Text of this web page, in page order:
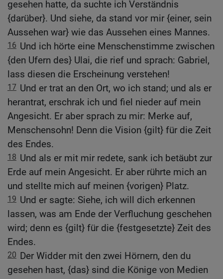
gesehen hatte, da suchte ich Verständnis
{darüber}. Und siehe, da stand vor mir {einer, sein
Aussehen war} wie das Aussehen eines Mannes.
16 Und ich hörte eine Menschenstimme zwischen
{den Ufern des} Ulai, die rief und sprach: Gabriel,
lass diesen die Erscheinung verstehen!
17 Und er trat an den Ort, wo ich stand; und als er
herantrat, erschrak ich und fiel nieder auf mein
Angesicht. Er aber sprach zu mir: Merke auf,
Menschensohn! Denn die Vision {gilt} für die Zeit
des Endes.
18 Und als er mit mir redete, sank ich betäubt zur
Erde auf mein Angesicht. Er aber rührte mich an
und stellte mich auf meinen {vorigen} Platz.
19 Und er sagte: Siehe, ich will dich erkennen
lassen, was am Ende der Verfluchung geschehen
wird; denn es {gilt} für die {festgesetzte} Zeit des
Endes.
20 Der Widder mit den zwei Hörnern, den du
gesehen hast, {das} sind die Könige von Medien